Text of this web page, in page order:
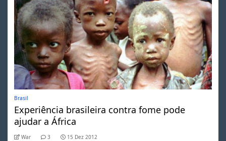
Brasil
Experiência brasileira contra fome pode
ajudar a África
War 3 15 Dez 2012